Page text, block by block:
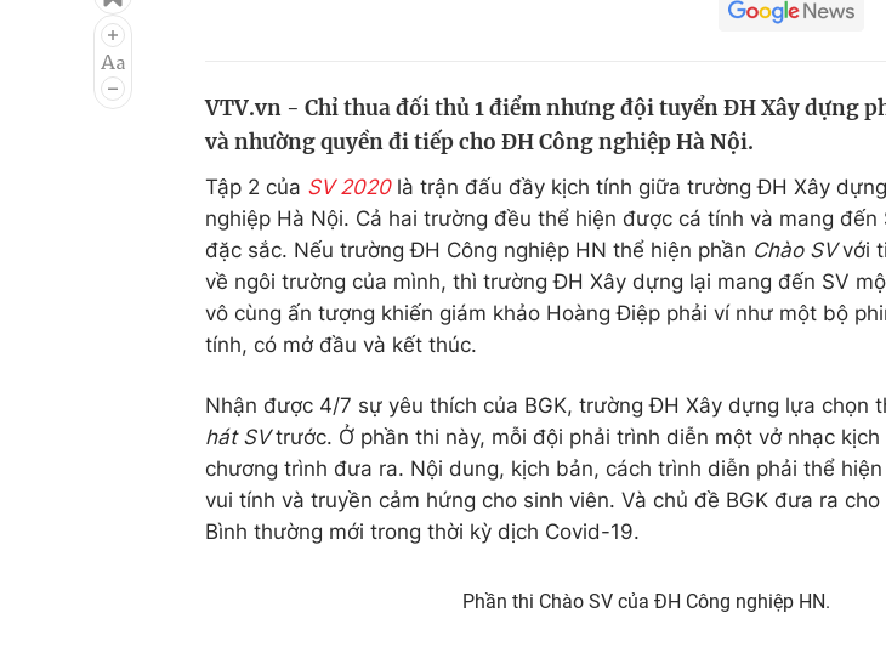
Điện ảnh
Âm nhạc
Chất lượng cuộc sống
Tuyển sinh
VTV.vn - Chỉ thua đối thủ 1 điểm nhưng đội tuyển ĐH Xây dựng
và nhường quyền đi tiếp cho ĐH Công nghiệp Hà Nội.
Tập 2 của SV 2020 là trận đấu đầy kịch tính giữa trường ĐH Xây
nghiệp Hà Nội. Cả hai trường đều thể hiện được cá tính và mang
đặc sắc. Nếu trường ĐH Công nghiệp HN thể hiện phần Chào SVvới
về ngôi trường của mình, thì trường ĐH Xây dựng lại mang đến SV
vô cùng ấn tượng khiến giám khảo Hoàng Điệp phải ví như một bộ
tính, có mở đầu và kết thúc.
Nhận được 4/7 sự yêu thích của BGK, trường ĐH Xây dựng lựa chọn
hát SVtrước. Ở phần thi này, mỗi đội phải trình diễn một vở nhạc
chương trình đưa ra. Nội dung, kịch bản, cách trình diễn phải thể
vui tính và truyền cảm hứng cho sinh viên. Và chủ đề BGK đưa ra
Bình thường mới trong thời kỳ dịch Covid-19.
Phần thi Chào SV của ĐH Công nghiệp HN.